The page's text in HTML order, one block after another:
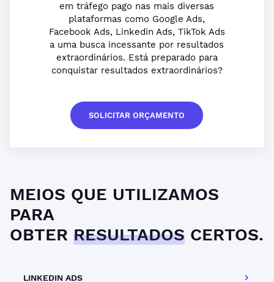
em tráfego pago nas mais diversas
plataformas como Google Ads,
Facebook Ads, Linkedin Ads, TikTok Ads
a uma busca incessante por resultados
extraordinários. Está preparado para
conquistar resultados extraordinários?
SOLICITAR ORÇAMENTO
MEIOS QUE UTILIZAMOS
PARA
OBTER RESULTADOS CERTOS.
LINKEDIN ADS